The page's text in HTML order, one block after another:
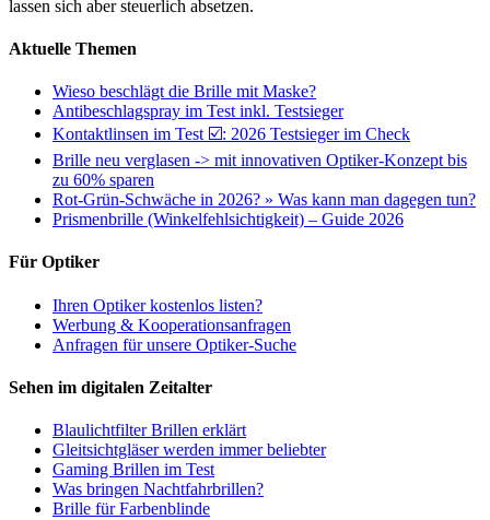
lassen sich aber steuerlich absetzen.
Aktuelle Themen
Wieso beschlägt die Brille mit Maske?
Antibeschlagspray im Test inkl. Testsieger
Kontaktlinsen im Test ☑️: 2026 Testsieger im Check
Brille neu verglasen -> mit innovativen Optiker-Konzept bis
zu 60% sparen
Rot-Grün-Schwäche in 2026? » Was kann man dagegen tun?
Prismenbrille (Winkelfehlsichtigkeit) – Guide 2026
Für Optiker
Ihren Optiker kostenlos listen?
Werbung & Kooperationsanfragen
Anfragen für unsere Optiker-Suche
Sehen im digitalen Zeitalter
Blaulichtfilter Brillen erklärt
Gleitsichtgläser werden immer beliebter
Gaming Brillen im Test
Was bringen Nachtfahrbrillen?
Brille für Farbenblinde